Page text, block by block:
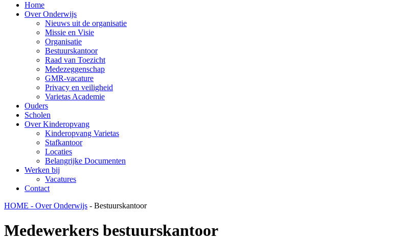
Home
Over Onderwijs
Nieuws uit de organisatie
Missie en Visie
Organisatie
Bestuurskantoor
Raad van Toezicht
Medezeggenschap
GMR-vacature
Privacy en veiligheid
Varietas Academie
Ouders
Scholen
Over Kinderopvang
Kinderopvang Varietas
Stafkantoor
Locaties
Belangrijke Documenten
Werken bij
Vacatures
Contact
HOME - Over Onderwijs - Bestuurskantoor
Medewerkers bestuurskantoor